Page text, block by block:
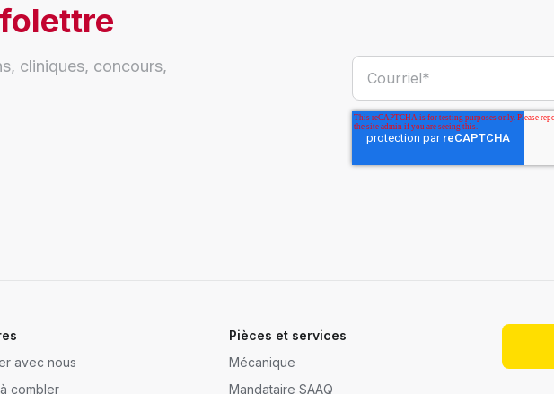
cliniques, concours,
avec nous
combler
Pièces et services
Mécanique
Mandataire SAAQ